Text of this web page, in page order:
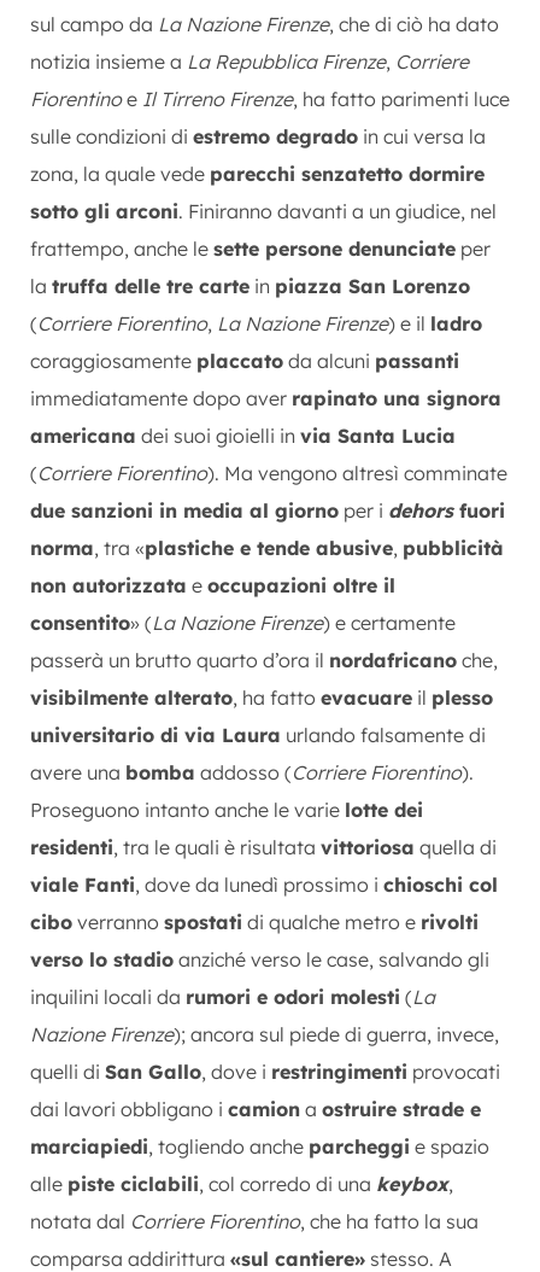
sul campo da La Nazione Firenze, che di ciò ha dato
notizia insieme a La Repubblica Firenze, Corriere
Fiorentinoe Il Tirreno Firenze, ha fatto parimenti luce
sulle condizioni di estremo degrado in cui versa la
zona, la quale vede parecchi senzatetto dormire
sotto gli arconi. Finiranno davanti a un giudice, nel
frattempo, anche le sette persone denunciate per
la truffa delle tre carte in piazza San Lorenzo
(Corriere Fiorentino, La Nazione Firenze) e il ladro
coraggiosamente placcato da alcuni passanti
immediatamente dopo aver rapinato una signora
americana dei suoi gioielli in via Santa Lucia
(Corriere Fiorentino). Ma vengono altresì comminate
due sanzioni in media al giorno per i dehorsfuori
norma, tra «plastiche e tende abusive, pubblicità
non autorizzata e occupazioni oltre il
consentito» (La Nazione Firenze) e certamente
passerà un brutto quarto d’ora il nordafricano che,
visibilmente alterato, ha fatto evacuare il plesso
universitario di via Laura urlando falsamente di
avere una bomba addosso (Corriere Fiorentino).
Proseguono intanto anche le varie lotte dei
residenti, tra le quali è risultata vittoriosa quella di
viale Fanti, dove da lunedì prossimo i chioschi col
cibo verranno spostati di qualche metro e rivolti
verso lo stadio anziché verso le case, salvando gli
inquilini locali da rumori e odori molesti (La
Nazione Firenze); ancora sul piede di guerra, invece,
quelli di San Gallo, dove i restringimenti provocati
dai lavori obbligano i camion a ostruire strade e
marciapiedi, togliendo anche parcheggi e spazio
alle piste ciclabili, col corredo di una keybox,
notata dal Corriere Fiorentino, che ha fatto la sua
comparsa addirittura «sul cantiere» stesso. A